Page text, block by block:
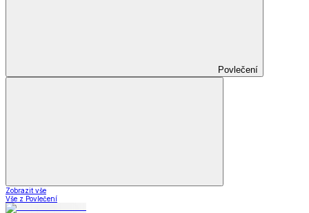
Povlečení
Zobrazit vše
Vše z Povlečení